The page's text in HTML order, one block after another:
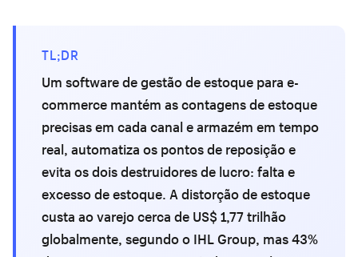
TL;DR
Um software de gestão de estoque para e-
commerce mantém as contagens de estoque
precisas em cada canal e armazém em tempo
real, automatiza os pontos de reposição e
evita os dois destruidores de lucro: falta e
excesso de estoque. A distorção de estoque
custa ao varejo cerca de US$ 1,77 trilhão
globalmente, segundo o IHL Group, mas 43%